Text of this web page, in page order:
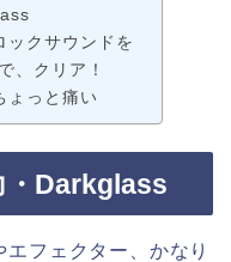
ックサウンドを
、クリア！
ょっと痛い
・Darkglass
フェクター、かなり